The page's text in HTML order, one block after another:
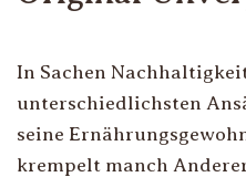
In Sachen
unterschiedlichsten
seine
krempelt manch